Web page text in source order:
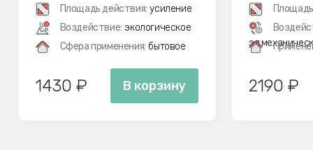
Площадь действия: усиление
Воздействие: экологическое
Сфера применения: бытовое
1430 ₽ В корзину 2190 ₽